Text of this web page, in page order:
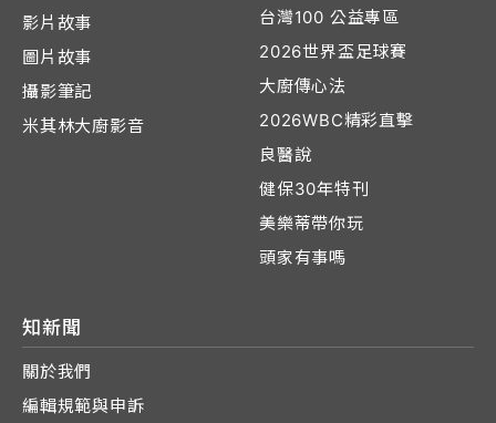
影片故事
圖片故事
攝影筆記
米其林大廚影音
台灣100 公益專區
2026世界盃足球賽
大廚傳心法
2026WBC精彩直擊
良醫說
健保30年特刊
美樂蒂帶你玩
頭家有事嗎
知新聞
關於我們
編輯規範與申訴